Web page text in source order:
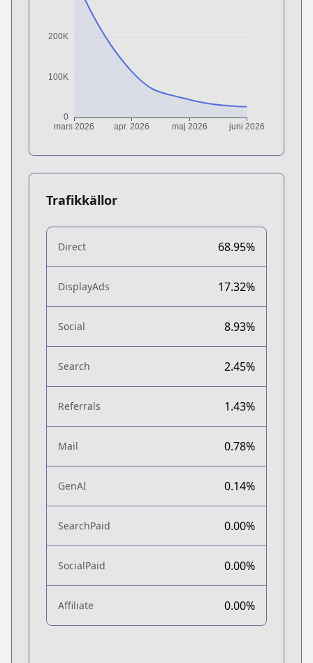
Trafikkällor
Direct 68.95%
DisplayAds 17.32%
Social 8.93%
Search 2.45%
Referrals 1.43%
Mail 0.78%
GenAI 0.14%
SearchPaid 0.00%
SocialPaid 0.00%
Affiliate 0.00%